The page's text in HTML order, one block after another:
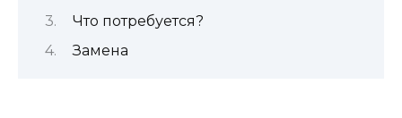
Что потребуется?
Замена